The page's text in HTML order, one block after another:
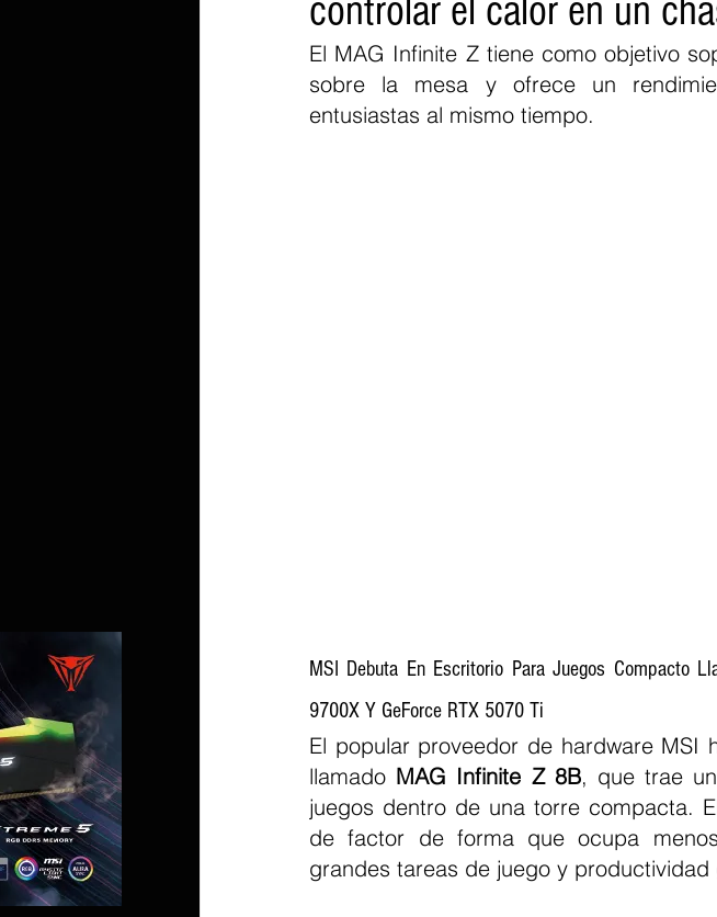
controlar el calor en un
El MAG Infinite Z tiene como objetivo
sobre la mesa y ofrece un
entusiastas al mismo tiempo.
MSI Debuta En Escritorio Para Juegos Compacto
9700X Y GeForce RTX 5070 Ti
El popular proveedor de hardware MSI
llamado MAG Infinite Z 8B, que trae
juegos dentro de una torre compacta.
de factor de forma que ocupa
grandes tareas de juego y productividad